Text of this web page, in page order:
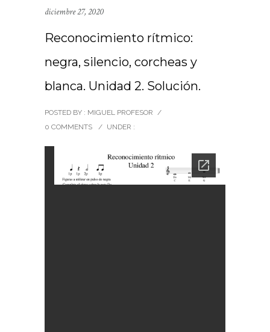
diciembre 27, 2020
Reconocimiento rítmico:
negra, silencio, corcheas y
blanca. Unidad 2. Solución.
POSTED BY : MIGUEL PROFESOR /
0 COMMENTS
/ UNDER :